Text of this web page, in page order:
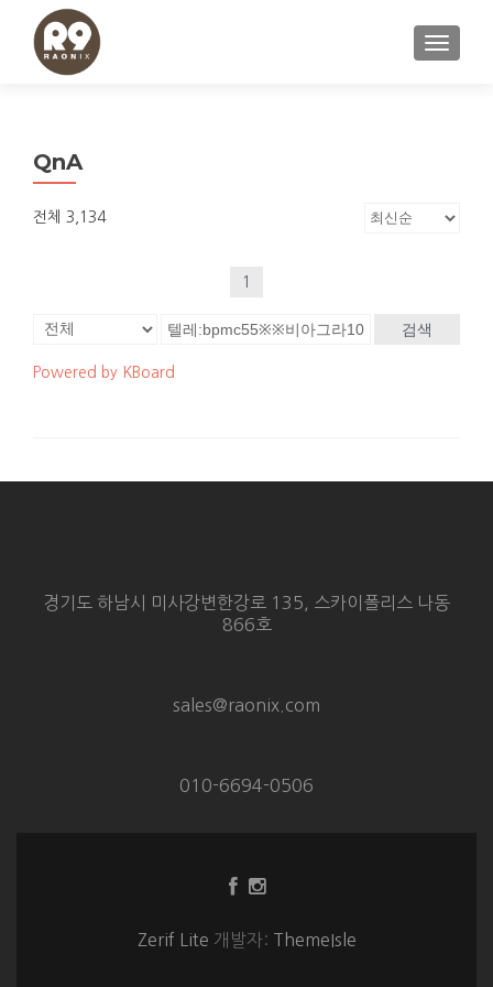
내비게
QnA
전체 3,134
1
검색
Powered by KBoard
경기도 하남시 미사강변한강로 135, 스카이폴리스 나동
866호
sales@raonix.com
010-6694-0506
Facebook
크
Instagram
크
Zerif Lite 개발자: ThemeIsle